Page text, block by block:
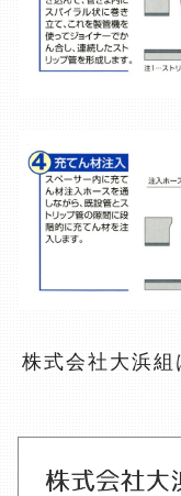
株式会社大浜組